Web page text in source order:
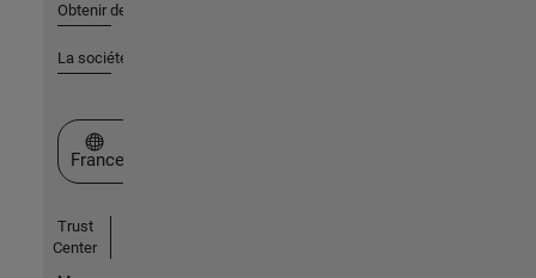
Obtenir de l'aide
La société
Sélectionner un site web
France
Trust
Center